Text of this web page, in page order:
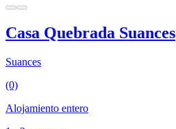
Casa Quebrada Suances
Suances
(0)
Alojamiento entero